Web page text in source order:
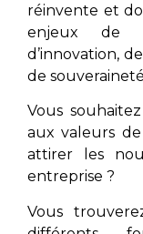
réinvente et
enjeux de
d’innovation,
de
Vous
aux valeurs
attirer les
entreprise ?
Vous